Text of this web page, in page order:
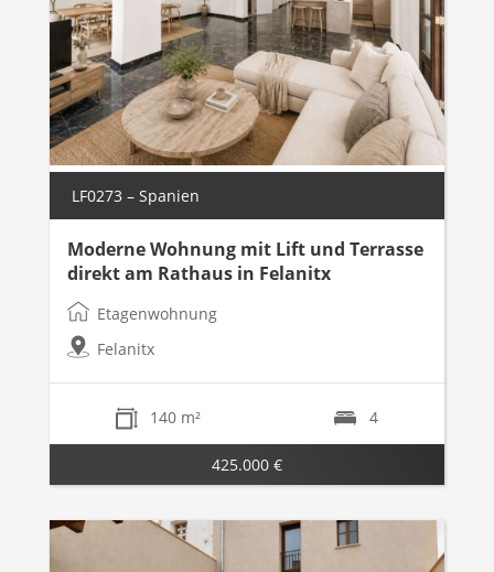
LF0273 – Spanien
Moderne Wohnung mit Lift und Terrasse
direkt am Rathaus in Felanitx
Etagenwohnung
Felanitx
140 m² 4
425.000 €